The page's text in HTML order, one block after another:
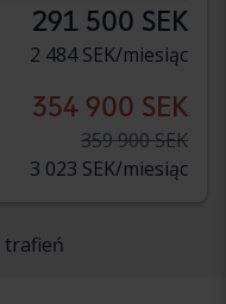
291 500 SEK
2 484 SEK/miesiąc
354 900 SEK
359 900 SEK
3 023 SEK/miesiąc
trafień